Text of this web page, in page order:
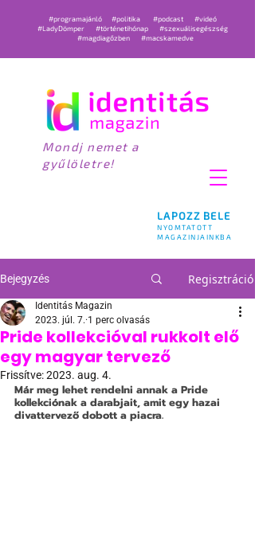
LAPOZZ BELE
NYOMTATOTT
MAGAZINJAINKBA
#programajánló #politika #podcast
#videó
#LadyDömper
#történetihónap
#szexuálisegészség
#magdiagőzben
#macskamedve
Mondj nemet a
gyűlöletre!
Bejegyzés Regisztráció
Pride kollekcióval rukkolt elő
egy magyar tervező
Identitás Magazin
2023. júl. 7. 1 perc olvasás
Frissítve:2023. aug. 4.
Már meg lehet rendelni annak a Pride
kollekciónak a darabjait, amit egy hazai
divattervező dobott a piacra.